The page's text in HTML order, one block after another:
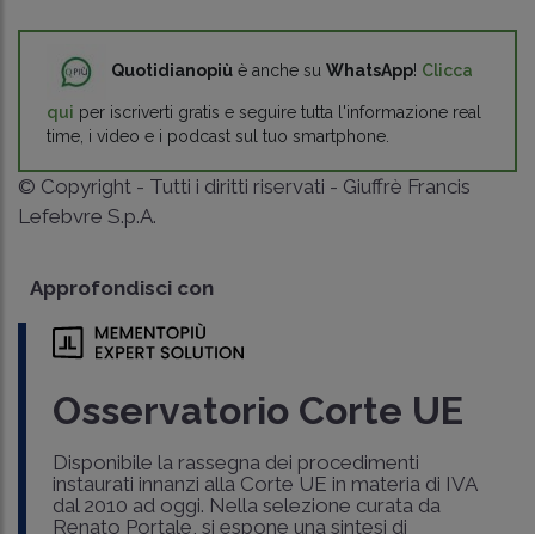
Quotidianopiù è anche su WhatsApp! Clicca
qui per iscriverti gratis e seguire tutta l'informazione real
time, i video e i podcast sul tuo smartphone.
© Copyright - Tutti i diritti riservati - Giuffrè Francis
Lefebvre S.p.A.
Approfondisci con
Osservatorio Corte UE
Disponibile la rassegna dei procedimenti
instaurati innanzi alla Corte UE in materia di IVA
dal 2010 ad oggi. Nella selezione curata da
Renato Portale, si espone una sintesi di